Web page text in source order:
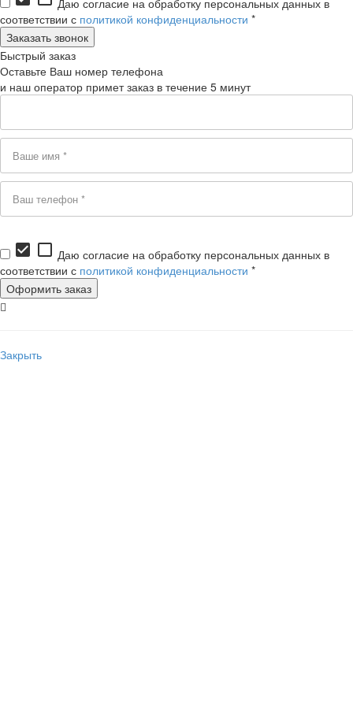
соответствии с политикой конфиденциальности *
Быстрый заказ
Оставьте Ваш номер телефона
и наш оператор примет заказ в течение 5 минут
check_box check_box_outline_blank Даю согласие на обработку персональных данных в
соответствии с политикой конфиденциальности *
Закрыть